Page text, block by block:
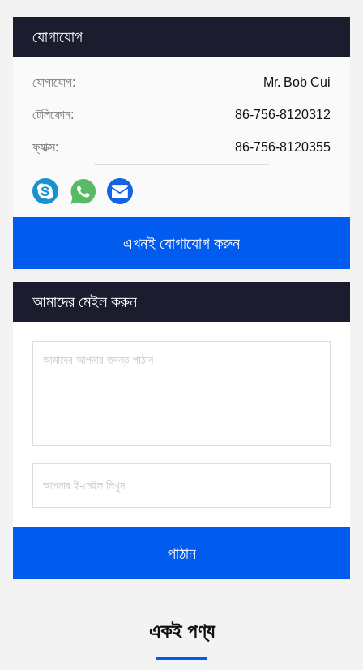
যোগাযোগ
যোগাযোগ: Mr. Bob Cui
টেলিফোন: 86-756-8120312
ফ্যাক্স: 86-756-8120355
এখনই যোগাযোগ করুন
আমাদের মেইল ​​করুন
পাঠান
একই পণ্য